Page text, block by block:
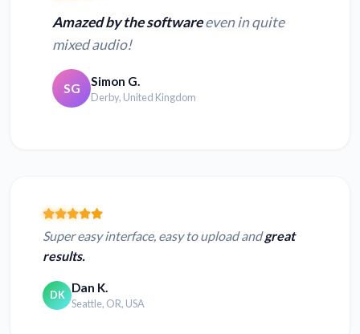
Amazed by the softwareeven in quite
mixed audio!
SG Simon G.
Derby, United Kingdom
Super easy interface, easy to upload andgreat
results.
DK Dan K.
Seattle, OR, USA